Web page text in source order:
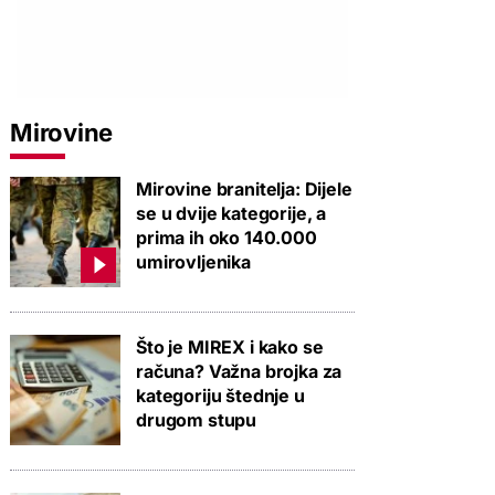
Mirovine
Mirovine branitelja: Dijele
se u dvije kategorije, a
prima ih oko 140.000
umirovljenika
Što je MIREX i kako se
računa? Važna brojka za
kategoriju štednje u
drugom stupu